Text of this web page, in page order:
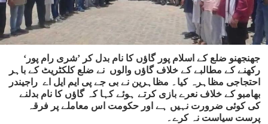
جھنجھنو ضلع کے اسلام پور گاؤں کا نام بدل کر ’شری رام پور‘
رکھنے کے مطالبے کے خلاف گاؤں والوں نے ضلع کلکٹریٹ کے باہر
احتجاجی مظاہرہ کیا۔ مظاہرین نے بی جے پی ایم ایل اے راجیندر
بھامبو کے خلاف نعرے بازی کرتے ہوئے کہا کہ گاؤں کا نام بدلنے
کی کوئی ضرورت نہیں ہے اور حکومت اس معاملے پر فرقہ
پرست سیاست نہ کرے۔